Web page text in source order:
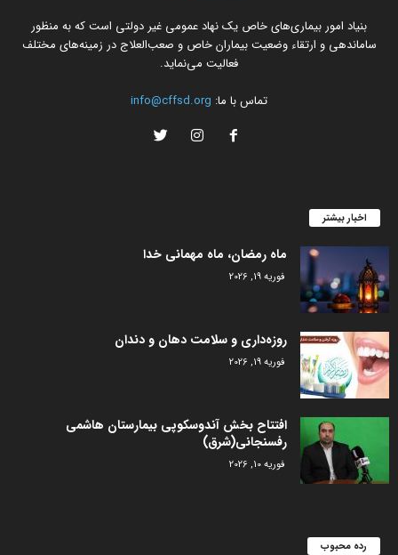
بنیاد امور بیماری‌های خاص یک نهاد عمومی غیر دولتی است که به منظور
ساماندهی و ارتقاء وضعیت بیماران خاص و صعب‌العلاج در زمینه‌های مختلف
فعالیت می‌نماید.
تماس با ما: info@cffsd.org
اخبار بیشتر
ماه رمضان، ماه مهمانی خدا
فوریه 19, 2026
روزه‌داری و سلامت دهان و دندان
فوریه 19, 2026
افتتاح بخش آندوسکوپی بیمارستان هاشمی
رفسنجانی(شرق)
فوریه 10, 2026
رده محبوب